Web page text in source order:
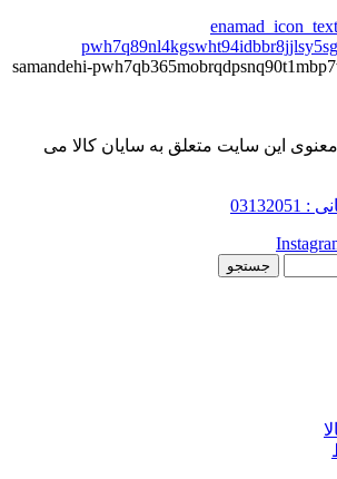
این سایت متعلق به سایان کالا می
جستجو